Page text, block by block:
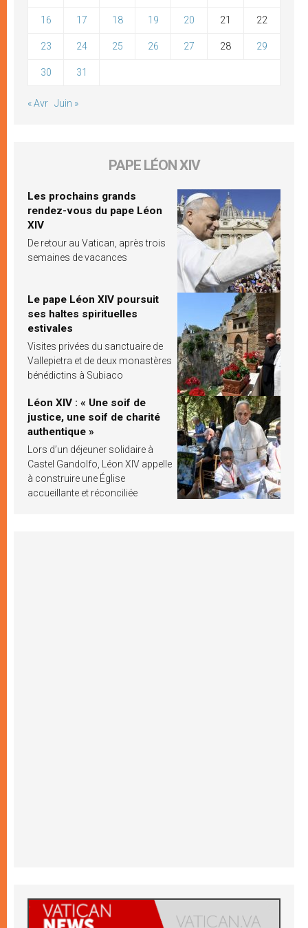
16 17 18 19 20 21 22
23 24 25 26 27 28 29
30 31
« Avr Juin »
PAPE LÉON XIV
Les prochains grands
rendez-vous du pape Léon
XIV
De retour au Vatican, après trois
semaines de vacances
Le pape Léon XIV poursuit
ses haltes spirituelles
estivales
Visites privées du sanctuaire de
Vallepietra et de deux monastères
bénédictins à Subiaco
Léon XIV : « Une soif de
justice, une soif de charité
authentique »
Lors d’un déjeuner solidaire à
Castel Gandolfo, Léon XIV appelle
à construire une Église
accueillante et réconciliée